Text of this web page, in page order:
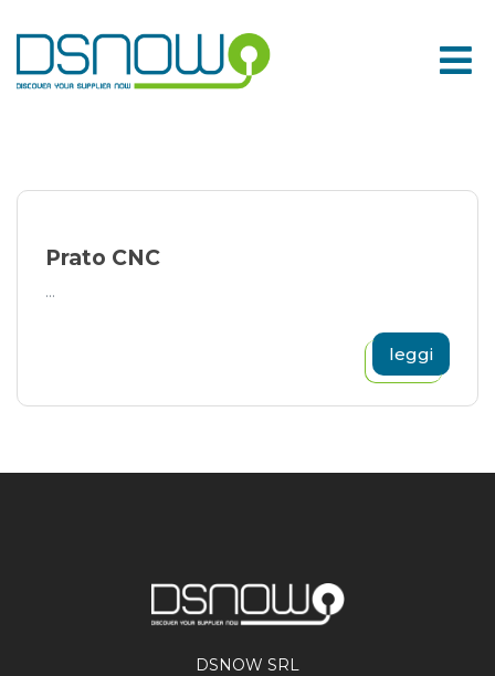
to
content
Prato CNC
...
leggi
DSNOW SRL